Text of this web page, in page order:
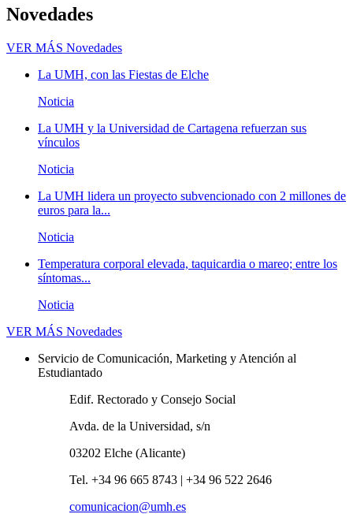
Novedades
VER MÁS Novedades
La UMH, con las Fiestas de Elche
Noticia
La UMH y la Universidad de Cartagena refuerzan sus
vínculos
Noticia
La UMH lidera un proyecto subvencionado con 2 millones de
euros para la...
Noticia
Temperatura corporal elevada, taquicardia o mareo; entre los
síntomas...
Noticia
VER MÁS Novedades
Servicio de Comunicación, Marketing y Atención al
Estudiantado
Edif. Rectorado y Consejo Social
Avda. de la Universidad, s/n
03202 Elche (Alicante)
Tel. +34 96 665 8743 | +34 96 522 2646
comunicacion@umh.es